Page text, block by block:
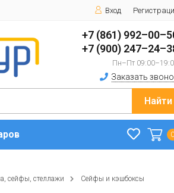
Вход
+7 (861)
+7 (900)
Пн–Пт
Заказать
Найти
сейфы, стеллажи Сейфы и кэшбоксы